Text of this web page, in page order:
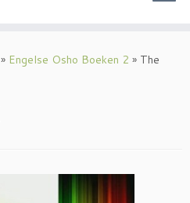
» Engelse Osho Boeken 2 » The